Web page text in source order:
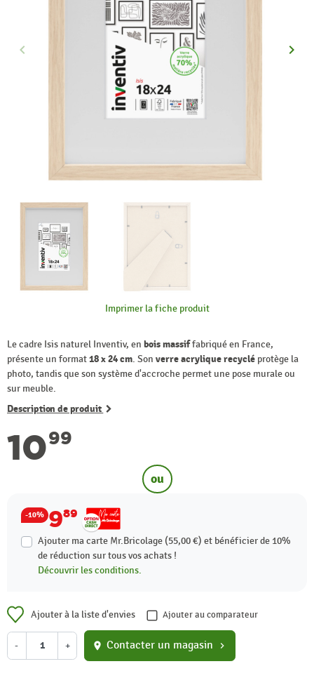
Précédent
keyboard_arrow_left keyboard_arrow_right
Imprimer la fiche produit
Le cadre Isis naturel Inventiv, en bois massiffabriqué en France,
présente un format18 x 24 cm. Son verre acrylique recyclé protège la
photo, tandis que son système d'accroche permet une pose murale ou
sur meuble.
Description de produit
1099
ou
-10% 989
Ajouter ma carte Mr.Bricolage (55,00 €) et bénéficier de 10%
de réduction sur tous vos achats !
Découvrir les conditions.
Ajouter à la liste d'envies Ajouter au comparateur
- + location_on Contacter un magasin chevron_right